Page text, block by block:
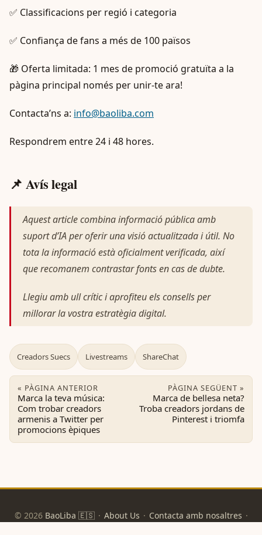
✅ Classificacions per regió i categoria
✅ Confiança de fans a més de 100 països
🎁 Oferta limitada: 1 mes de promoció gratuïta a la
pàgina principal només per unir-te ara!
Contacta’ns a: info@baoliba.com
Respondrem entre 24 i 48 hores.
📌 Avís legal
Aquest article combina informació pública amb
suport d’IA per oferir una visió actualitzada i útil. No
tota la informació està oficialment verificada, així
que recomanem contrastar fonts en cas de dubte.
Llegiu amb ull crític i aprofiteu els consells per
millorar la vostra estratègia digital.
Creadors Suecs Livestreams ShareChat
« PÀGINA ANTERIOR
Marca la teva música:
Com trobar creadors
armenis a Twitter per
promocions èpiques
PÀGINA SEGÜENT »
Marca de bellesa neta?
Troba creadors jordans de
Pinterest i triomfa
© 2026 BaoLiba 🇪🇸 · About Us · Contacta amb nosaltres ·